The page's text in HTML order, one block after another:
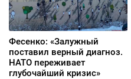
Фесенко: «Залужный
поставил верный диагноз.
НАТО переживает
глубочайший кризис»